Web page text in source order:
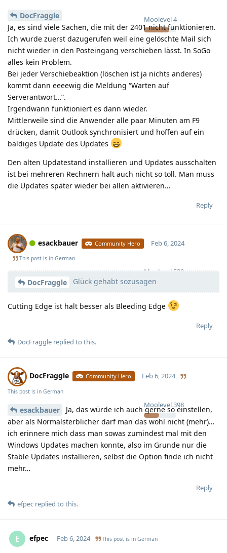
Moolevel4
DocFraggle
Ja, es sind viele Sachen, die mit der 2401 nicht funktionieren.
Ich wurde zuerst dazugerufen weil eine gelöschte Mail sich
nicht wieder in den Posteingang verschieben lässt. In SoGo
alles kein Problem.
Bei jeder Verschiebeaktion (löschen ist ja nichts anderes)
kommt dann eeeewig die Meldung “Warten auf
Serverantwort…”.
Irgendwann funktioniert es dann wieder.
Mittlerweile sind die Anwender alle paar Minuten am F9
drücken, damit Outlook synchronisiert und hoffen auf ein
baldiges Update des Updates
Den alten Updatestand installieren und Updates ausschalten
ist bei mehreren Rechnern halt auch nicht so toll. Man muss
die Updates später wieder bei allen aktivieren…
Reply
esackbauer Community Hero
Moolevel 539
Feb 6, 2024
This post is in German
DocFraggle Glück gehabt sozusagen
Cutting Edge ist halt besser als Bleeding Edge
Reply
DocFraggle replied to this.
DocFraggle Community Hero
Moolevel398
Feb 6, 2024
This post is in German
esackbauer
Ja, das würde ich auch gerne so einstellen,
aber als Normalsterblicher darf man das wohl nicht (mehr)…
ich erinnere mich dass man sowas zumindest mal mit den
Windows Updates machen konnte, also im Grunde nur die
Stable Updates installieren, selbst die Option finde ich nicht
mehr…
Reply
efpec replied to this.
E efpec Feb 6, 2024 This post is in German